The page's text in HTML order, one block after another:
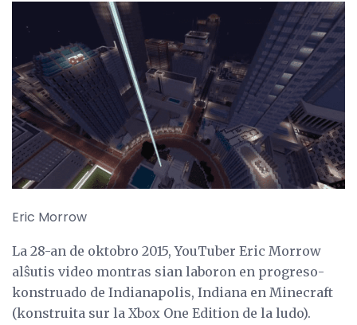
Eric Morrow
La 28-an de oktobro 2015, YouTuber Eric Morrow
alŝutis video montras sian laboron en progreso-
konstruado de Indianapolis, Indiana en Minecraft
(konstruita sur la Xbox One Edition de la ludo).